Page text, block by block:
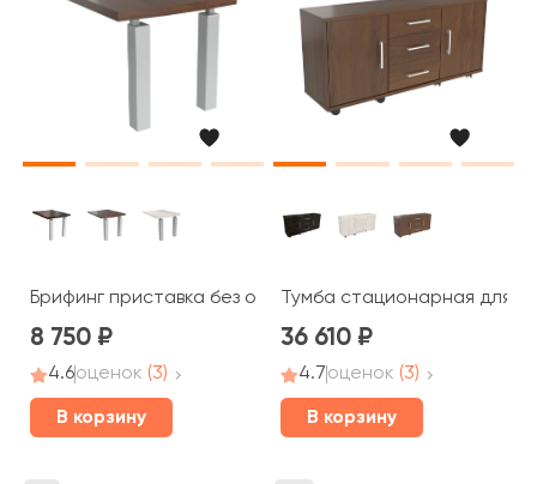
Брифинг приставка без опор 102x80x5 Blackwood
8 750
4.6оценок (3)
В корзину
Тумба стационарная для
36 610
4.7оценок (3)
В корзину